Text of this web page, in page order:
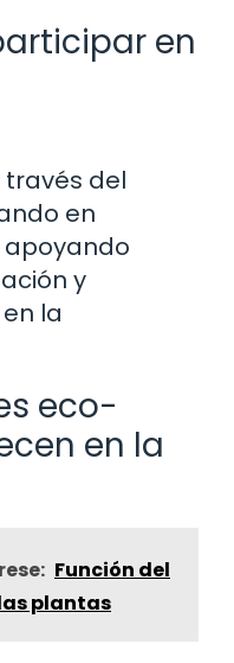
en
través del
en
apoyando
y
la
eco-
en la
Función del
plantas